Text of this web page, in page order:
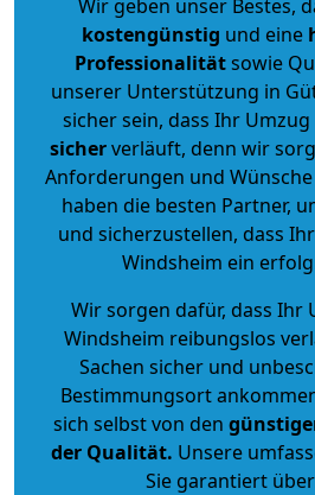
Wir geben unser Bestes,
kostengünstig und eine
Professionalitätsowie
unserer Unterstützung in
sicher sein, dass Ihr Umzug
sicherverläuft, denn wir
Anforderungen und
haben die besten Partner,
und sicherzustellen, dass
Windsheim ein
Wir sorgen dafür, dass Ihr
Windsheim reibungslos
Sachen sicher und
Bestimmungsort
sich selbst von den
der Qualität. Unsere
Sie garantiert